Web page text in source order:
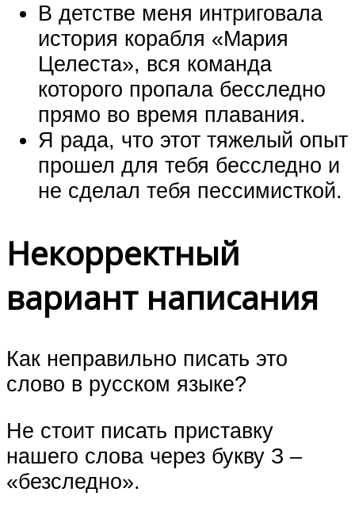
В детстве меня интриговала
история корабля «Мария
Целеста», вся команда
которого пропала бесследно
прямо во время плавания.
Я рада, что этот тяжелый опыт
прошел для тебя бесследно и
не сделал тебя пессимисткой.
Некорректный
вариант написания
Как неправильно писать это
слово в русском языке?
Не стоит писать приставку
нашего слова через букву З –
«безследно».